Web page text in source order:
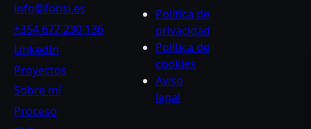
info@fonsi.es
+354 677 230 136
LinkedIn
Proyectos
Sobre mí
Proceso
Política de
privacidad
Política de
cookies
Aviso
legal